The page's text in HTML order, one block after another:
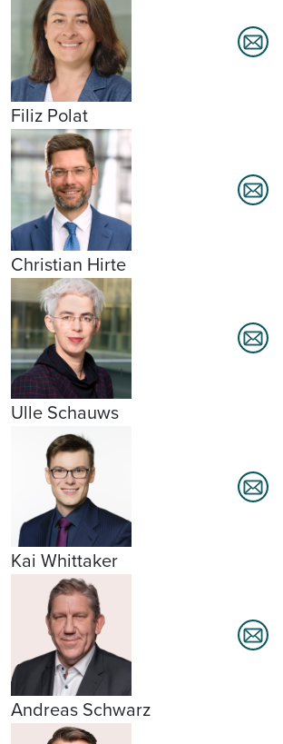
Filiz Polat
Christian Hirte
Ulle Schauws
Kai Whittaker
Andreas Schwarz